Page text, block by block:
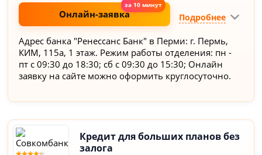
Онлайн-заявка Подробнее
Адрес банка "Ренессанс Банк" в Перми: г. Пермь,
КИМ, 115а, 1 этаж. Режим работы отделения: пн -
пт с 09:30 до 18:30; сб с 09:30 до 15:30; Онлайн
заявку на сайте можно оформить круглосуточно.
Кредит для больших планов без
залога